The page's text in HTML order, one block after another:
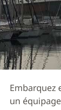
Embarquez
un